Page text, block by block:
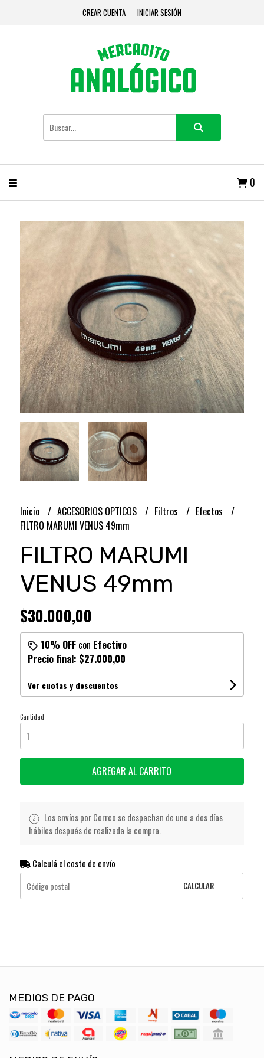
CREAR CUENTA INICIAR SESIÓN
0
Inicio ACCESORIOS OPTICOS Filtros
Efectos
FILTRO MARUMI VENUS 49mm
FILTRO MARUMI
VENUS 49mm
$30.000,00
10% OFFcon Efectivo
Precio final: $27.000,00
Ver cuotas y descuentos
Cantidad
AGREGAR AL CARRITO
Los envíos por Correo se despachan de uno a dos días
hábiles después de realizada la compra.
Calculá el costo de envío
CALCULAR
MEDIOS DE PAGO